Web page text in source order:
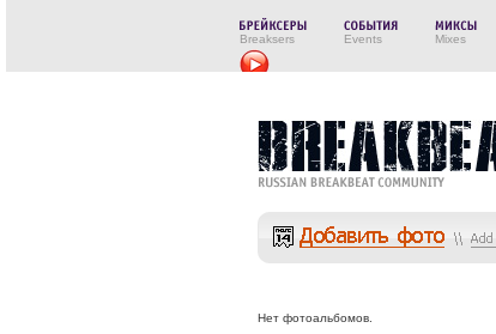
Breaksers Events Mixes
Нет фотоальбомов.